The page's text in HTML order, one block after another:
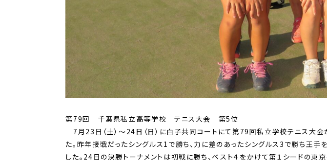
第79回 千葉県私立高等学校 テニス大会 第5位
7月23日（土）～24日（日）に白子共同コートにて第79回私立学校テニス大
た。昨年接戦だったシングルス1で勝ち、力に差のあったシングルス3で勝ち王
した。24日の決勝トーナメントは初戦に勝ち、ベスト４をかけて第１シードの